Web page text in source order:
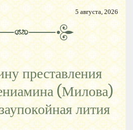
5 августа, 2026
преставления
(Милова)
лития